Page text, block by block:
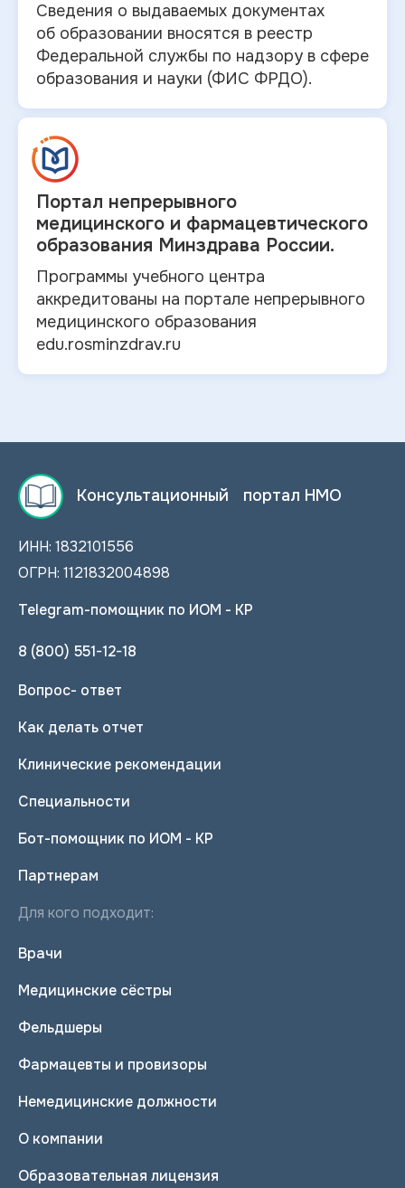
Сведения о выдаваемых документах
об образовании вносятся в реестр
Федеральной службы по надзору в сфере
образования и науки (ФИС ФРДО).
Портал непрерывного
медицинского и фармацевтического
образования Минздрава России.
Программы учебного центра
аккредитованы на портале непрерывного
медицинского образования
edu.rosminzdrav.ru
Консультационный портал НМО
ИНН: 1832101556
ОГРН: 1121832004898
Telegram-помощник по ИОМ - КР
8 (800) 551-12-18
Вопрос- ответ
Как делать отчет
Клинические рекомендации
Специальности
Бот-помощник по ИОМ - КР
Партнерам
Для кого подходит:
Врачи
Медицинские сёстры
Фельдшеры
Фармацевты и провизоры
Немедицинские должности
О компании
Образовательная лицензия